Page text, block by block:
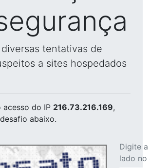
tentativas de
a sites hospedados
acesso do IP 216.73.216.169,
abaixo.
Digite
lado no